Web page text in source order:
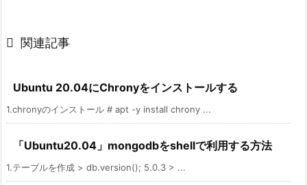
 関連記事
Ubuntu 20.04にChronyをインストールする
1.chronyのインストール # apt -y install chrony ...
「Ubuntu20.04」mongodbをshellで利用する方法
1.テーブルを作成 > db.version(); 5.0.3 > ...